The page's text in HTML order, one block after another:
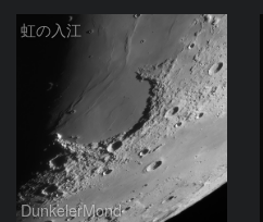
虹の入江
DunkelerMond